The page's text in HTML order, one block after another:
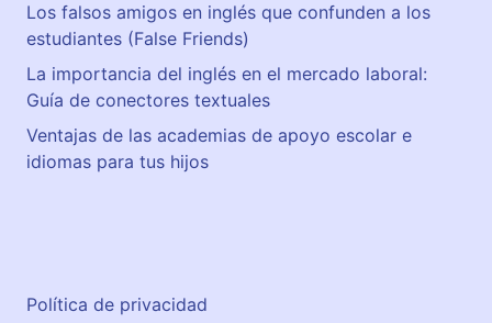
Los falsos amigos en inglés que confunden a los
estudiantes (False Friends)
La importancia del inglés en el mercado laboral:
Guía de conectores textuales
Ventajas de las academias de apoyo escolar e
idiomas para tus hijos
Política de privacidad